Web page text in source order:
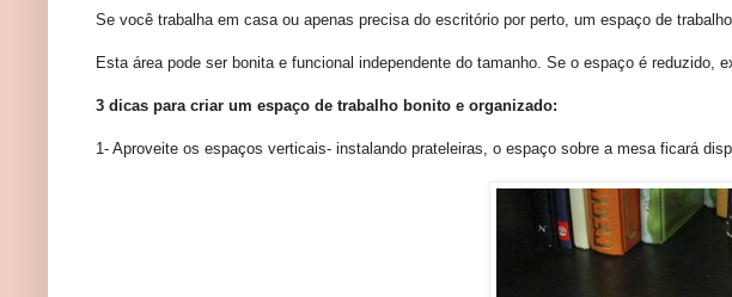
Se você trabalha em casa ou apenas precisa do escritório por perto, um espaço de
Esta área pode ser bonita e funcional independente do tamanho. Se o espaço é
3 dicas para criar um espaço de trabalho bonito e organizado:
1- Aproveite os espaços verticais- instalando prateleiras, o espaço sobre a mesa ficará